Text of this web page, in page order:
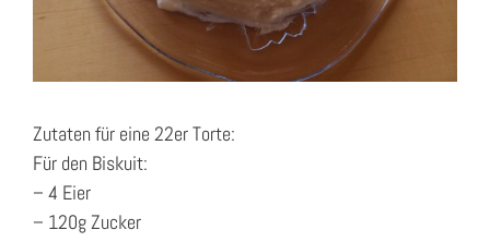
Zutaten für eine 22er Torte:
Für den Biskuit:
– 4 Eier
– 120g Zucker